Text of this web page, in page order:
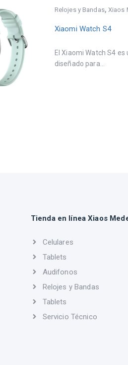
Relojes y Bandas, Xiaos
Xiaomi Watch S4
El Xiaomi Watch S4
diseñado para...
Tienda en línea Xiaos
Celulares
Tablets
Audifonos
Relojes y Bandas
Tablets
Servicio Técnico